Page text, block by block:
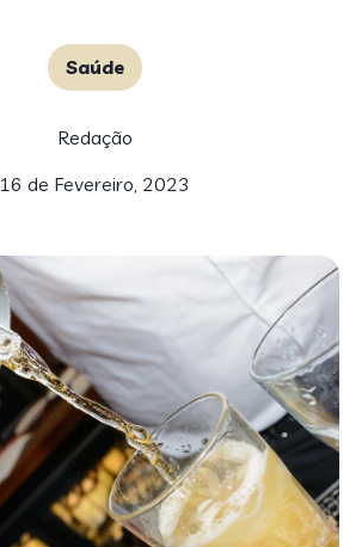
Saúde
Redação
16 de Fevereiro, 2023